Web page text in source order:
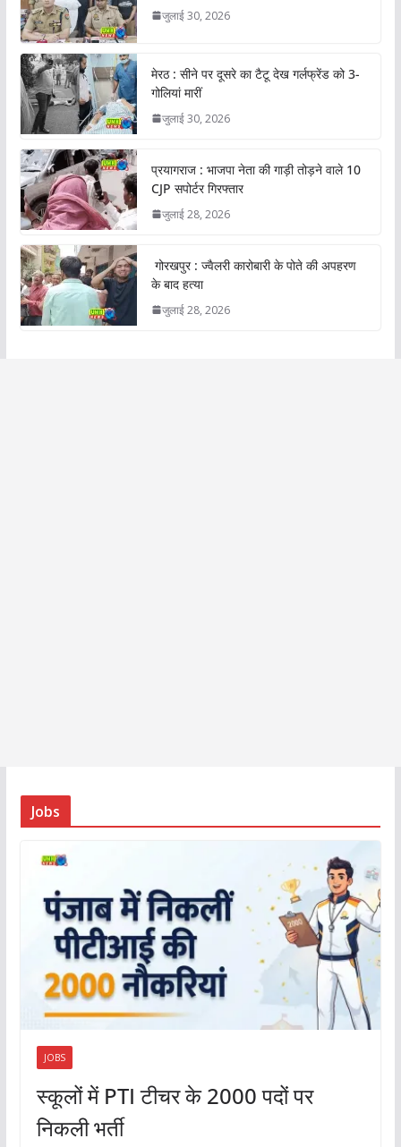
जुलाई 30, 2026
मेरठ : सीने पर दूसरे का टैटू देख गर्लफ्रेंड को 3-
गोलियां मारीं
जुलाई 30, 2026
प्रयागराज : भाजपा नेता की गाड़ी तोड़ने वाले 10
CJP सपोर्टर गिरफ्तार
जुलाई 28, 2026
गोरखपुर : ज्वैलरी कारोबारी के पोते की अपहरण
के बाद हत्या
जुलाई 28, 2026
Jobs
JOBS
स्कूलों में PTI टीचर के 2000 पदों पर
निकली भर्ती